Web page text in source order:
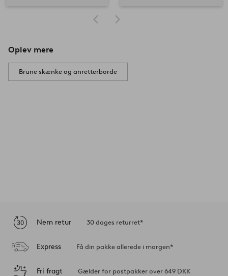
Oplev mere
Brune skænke og anretterborde
Nem retur 30 dages returret*
Express Få din pakke allerede i morgen*
Fri fragt Gælder for postpakker over 649 DKK